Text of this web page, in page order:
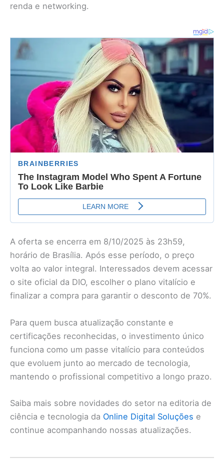
renda e networking.
A oferta se encerra em 8/10/2025 às 23h59,
horário de Brasília. Após esse período, o preço
volta ao valor integral. Interessados devem acessar
o site oficial da DIO, escolher o plano vitalício e
finalizar a compra para garantir o desconto de 70%.
Para quem busca atualização constante e
certificações reconhecidas, o investimento único
funciona como um passe vitalício para conteúdos
que evoluem junto ao mercado de tecnologia,
mantendo o profissional competitivo a longo prazo.
Saiba mais sobre novidades do setor na editoria de
ciência e tecnologia da Online Digital Soluções e
continue acompanhando nossas atualizações.